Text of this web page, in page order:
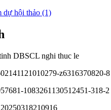
dự hội thảo (1)